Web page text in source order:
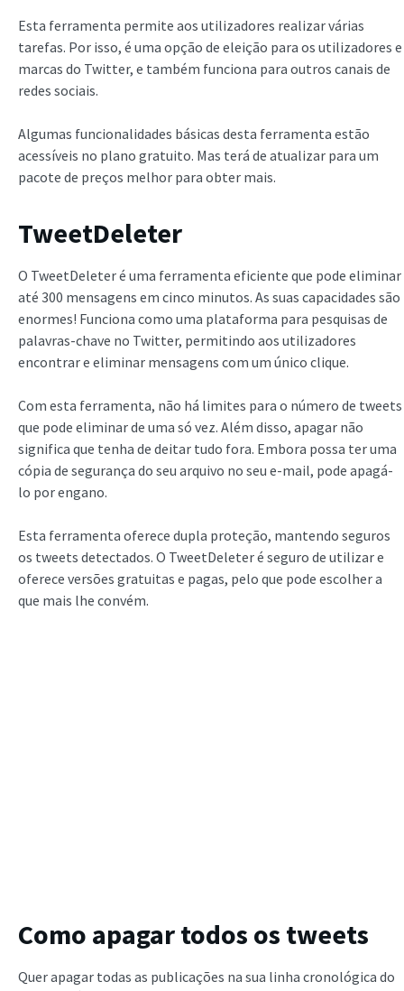
Esta ferramenta permite aos utilizadores realizar várias
tarefas. Por isso, é uma opção de eleição para os utilizadores e
marcas do Twitter, e também funciona para outros canais de
redes sociais.
Algumas funcionalidades básicas desta ferramenta estão
acessíveis no plano gratuito. Mas terá de atualizar para um
pacote de preços melhor para obter mais.
TweetDeleter
O TweetDeleter é uma ferramenta eficiente que pode eliminar
até 300 mensagens em cinco minutos. As suas capacidades são
enormes! Funciona como uma plataforma para pesquisas de
palavras-chave no Twitter, permitindo aos utilizadores
encontrar e eliminar mensagens com um único clique.
Com esta ferramenta, não há limites para o número de tweets
que pode eliminar de uma só vez. Além disso, apagar não
significa que tenha de deitar tudo fora. Embora possa ter uma
cópia de segurança do seu arquivo no seu e-mail, pode apagá-
lo por engano.
Esta ferramenta oferece dupla proteção, mantendo seguros
os tweets detectados. O TweetDeleter é seguro de utilizar e
oferece versões gratuitas e pagas, pelo que pode escolher a
que mais lhe convém.
Como apagar todos os tweets
Quer apagar todas as publicações na sua linha cronológica do